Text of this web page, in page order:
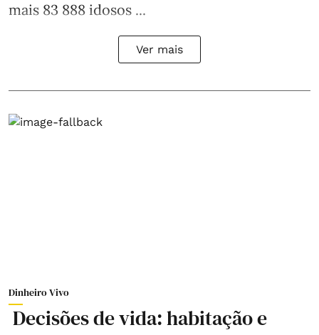
mais 83 888 idosos ...
Ver mais
Dinheiro Vivo
Decisões de vida: habitação e